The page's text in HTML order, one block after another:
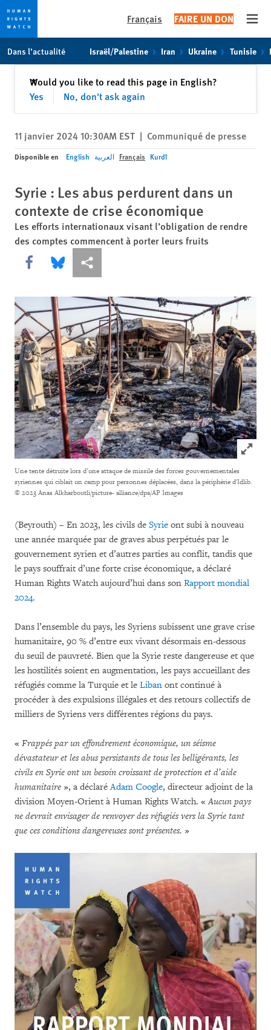
toto
content
Français FAIRE UN DON
Dans l’actualité Israël/Palestine Iran Ukraine Tunisie
Would you like to read this page in English?
Yes
No, don't ask again
✕Fermer
11 janvier 2024 10:30AM EST | Communiqué de presse
Disponible en English العربية Français Kurdî
Syrie : Les abus perdurent dans un
contexte de crise économique
Les efforts internationaux visant l’obligation de rendre
des comptes commencent à porter leurs fruits
Share this via Facebook
Share this via Bluesky
Share this via Partagez
Click to
Une tente détruite lors d’une attaque de missile des forces gouvernementales
syriennes qui ciblait un camp pour personnes déplacées, dans la périphérie d'Idlib.
© 2023 Anas Alkharboutli/picture- alliance/dpa/AP Images
(Beyrouth) – En 2023, les civils de Syrie ont subi à nouveau
une année marquée par de graves abus perpétués par le
gouvernement syrien et d’autres parties au conflit, tandis que
le pays souffrait d’une forte crise économique, a déclaré
Human Rights Watch aujourd’hui dans son Rapport mondial
2024.
Dans l’ensemble du pays, les Syriens subissent une grave crise
humanitaire, 90 % d’entre eux vivant désormais en-dessous
du seuil de pauvreté. Bien que la Syrie reste dangereuse et que
les hostilités soient en augmentation, les pays accueillant des
réfugiés comme la Turquie et le Liban ont continué à
procéder à des expulsions illégales et des retours collectifs de
milliers de Syriens vers différentes régions du pays.
« Frappés par un effondrement économique, un séisme
dévastateur et les abus persistants de tous les belligérants, les
civils en Syrie ont un besoin croissant de protection et d’aide
humanitaire », a déclaréAdam Coogle, directeur adjoint de la
division Moyen-Orient à Human Rights Watch. «Aucun pays
ne devrait envisager de renvoyer des réfugiés vers la Syrie tant
que ces conditions dangereuses sont présentes. »